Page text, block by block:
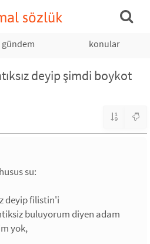
sözlük
gündem konular
deyip şimdi boykot
su:
deyip filistin'i
buluyorum diyen adam
yok,